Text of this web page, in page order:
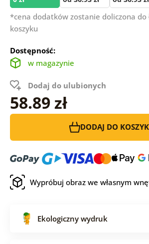
*cena dodatków zostanie doliczona do
koszyku
Dostępność:
w magazynie
Dodaj do ulubionych
58.89 zł
DODAJ DO
Wypróbuj obraz we własnym
Ekologiczny wydruk